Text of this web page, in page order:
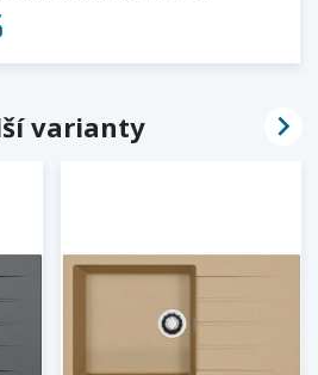
varianty 